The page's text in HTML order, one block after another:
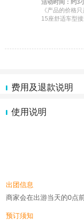
活动时间：约3
《产品的价格
15座舒适车型
费用及退款说明
使用说明
出团信息
商家会在出游当天的0点
预订须知